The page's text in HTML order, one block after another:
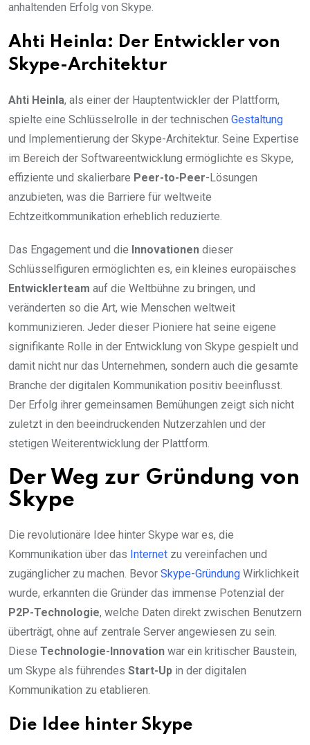
anhaltenden Erfolg von Skype.
Ahti Heinla: Der Entwickler von
Skype-Architektur
Ahti Heinla, als einer der Hauptentwickler der Plattform,
spielte eine Schlüsselrolle in der technischen Gestaltung
und Implementierung der Skype-Architektur. Seine Expertise
im Bereich der Softwareentwicklung ermöglichte es Skype,
effiziente und skalierbare Peer-to-Peer-Lösungen
anzubieten, was die Barriere für weltweite
Echtzeitkommunikation erheblich reduzierte.
Das Engagement und die Innovationen dieser
Schlüsselfiguren ermöglichten es, ein kleines europäisches
Entwicklerteam auf die Weltbühne zu bringen, und
veränderten so die Art, wie Menschen weltweit
kommunizieren. Jeder dieser Pioniere hat seine eigene
signifikante Rolle in der Entwicklung von Skype gespielt und
damit nicht nur das Unternehmen, sondern auch die gesamte
Branche der digitalen Kommunikation positiv beeinflusst.
Der Erfolg ihrer gemeinsamen Bemühungen zeigt sich nicht
zuletzt in den beeindruckenden Nutzerzahlen und der
stetigen Weiterentwicklung der Plattform.
Der Weg zur Gründung von
Skype
Die revolutionäre Idee hinter Skype war es, die
Kommunikation über das Internet zu vereinfachen und
zugänglicher zu machen. Bevor Skype-Gründung Wirklichkeit
wurde, erkannten die Gründer das immense Potenzial der
P2P-Technologie, welche Daten direkt zwischen Benutzern
überträgt, ohne auf zentrale Server angewiesen zu sein.
Diese Technologie-Innovation war ein kritischer Baustein,
um Skype als führendes Start-Up in der digitalen
Kommunikation zu etablieren.
Die Idee hinter Skype